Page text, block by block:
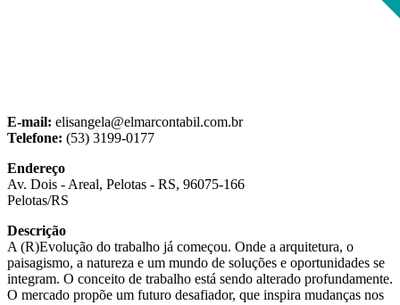
E-mail: elisangela@elmarcontabil.com.br
Telefone: (53) 3199-0177
Endereço
Av. Dois - Areal, Pelotas - RS, 96075-166
Pelotas/RS
Descrição
A (R)Evolução do trabalho já começou. Onde a arquitetura, o
paisagismo, a natureza e um mundo de soluções e oportunidades se
integram. O conceito de trabalho está sendo alterado profundamente.
O mercado propõe um futuro desafiador, que inspira mudanças nos